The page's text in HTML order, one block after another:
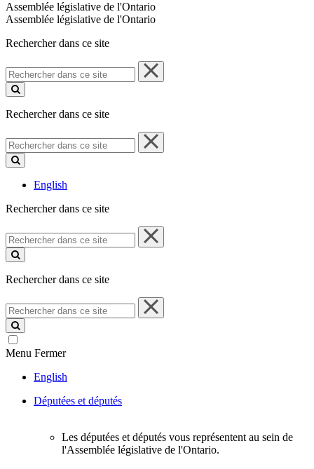
Assemblée législative de l'Ontario
Assemblée législative de l'Ontario
Rechercher dans ce site
Rechercher
dans
ce
Rechercher dans ce site
Rechercher
dans
ce
English
Rechercher dans ce site
Rechercher
dans
ce
Rechercher dans ce site
Rechercher
dans
ce
site
Menu Fermer
English
Députées et députés
Les députées et députés vous représentent au sein de
l'Assemblée législative de l'Ontario.